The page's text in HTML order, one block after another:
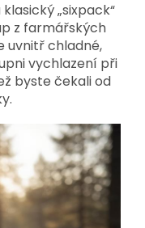
„sixpack“
z farmářských
uvnitř chladné,
vychlazení při
byste čekali od